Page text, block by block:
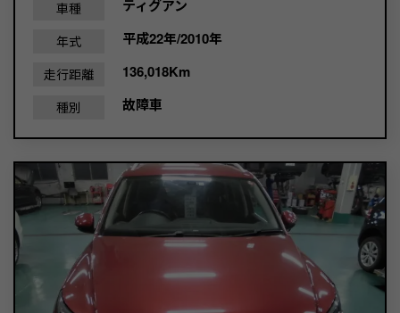
車種 ティグアン
年式 平成22年/2010年
走行距離 136,018Km
種別 故障車